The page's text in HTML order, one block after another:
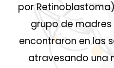
por
grupo de
encontraron en las
atravesando una